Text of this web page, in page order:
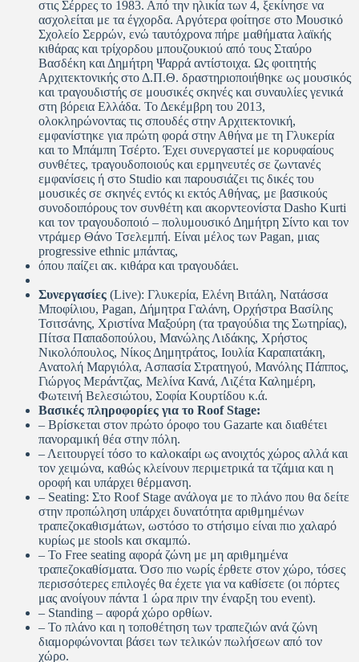
στις Σέρρες το 1983. Από την ηλικία των 4, ξεκίνησε να
ασχολείται με τα έγχορδα. Αργότερα φοίτησε στο Μουσικό
Σχολείο Σερρών, ενώ ταυτόχρονα πήρε μαθήματα λαϊκής
κιθάρας και τρίχορδου μπουζουκιού από τους Σταύρο
Βασδέκη και Δημήτρη Ψαρρά αντίστοιχα. Ως φοιτητής
Αρχιτεκτονικής στο Δ.Π.Θ. δραστηριοποιήθηκε ως μουσικός
και τραγουδιστής σε μουσικές σκηνές και συναυλίες γενικά
στη βόρεια Ελλάδα. Το Δεκέμβρη του 2013,
ολοκληρώνοντας τις σπουδές στην Αρχιτεκτονική,
εμφανίστηκε για πρώτη φορά στην Αθήνα με τη Γλυκερία
και το Μπάμπη Τσέρτο. Έχει συνεργαστεί με κορυφαίους
συνθέτες, τραγουδοποιούς και ερμηνευτές σε ζωντανές
εμφανίσεις ή στο Studio και παρουσιάζει τις δικές του
μουσικές σε σκηνές εντός κι εκτός Αθήνας, με βασικούς
συνοδοιπόρους τον συνθέτη και ακορντεονίστα Dasho Kurti
και τον τραγουδοποιό – πολυμουσικό Δημήτρη Σίντο και τον
ντράμερ Θάνο Τσελεμπή. Είναι μέλος των Pagan, μιας
progressive ethnic μπάντας,
όπου παίζει ακ. κιθάρα και τραγουδάει.
Συνεργασίες (Live): Γλυκερία, Ελένη Βιτάλη, Νατάσσα
Μποφίλιου, Pagan, Δήμητρα Γαλάνη, Ορχήστρα Βασίλης
Τσιτσάνης, Χριστίνα Μαξούρη (τα τραγούδια της Σωτηρίας),
Πίτσα Παπαδοπούλου, Μανώλης Λιδάκης, Χρήστος
Νικολόπουλος, Νίκος Δημητράτος, Ιουλία Καραπατάκη,
Ανατολή Μαργιόλα, Ασπασία Στρατηγού, Μανόλης Πάππος,
Γιώργος Μεράντζας, Μελίνα Κανά, Λιζέτα Καλημέρη,
Φωτεινή Βελεσιώτου, Σοφία Κουρτίδου κ.ά.
Βασικές πληροφορίες για το Roof Stage:
– Βρίσκεται στον πρώτο όροφο του Gazarte και διαθέτει
πανοραμική θέα στην πόλη.
– Λειτουργεί τόσο το καλοκαίρι ως ανοιχτός χώρος αλλά και
τον χειμώνα, καθώς κλείνουν περιμετρικά τα τζάμια και η
οροφή και υπάρχει θέρμανση.
– Seating: Στο Roof Stage ανάλογα με το πλάνο που θα δείτε
στην προπώληση υπάρχει δυνατότητα αριθμημένων
τραπεζοκαθισμάτων, ωστόσο το στήσιμο είναι πιο χαλαρό
κυρίως με stools και σκαμπώ.
– Το Free seating αφορά ζώνη με μη αριθμημένα
τραπεζοκαθίσματα. Όσο πιο νωρίς έρθετε στον χώρο, τόσες
περισσότερες επιλογές θα έχετε για να καθίσετε (οι πόρτες
μας ανοίγουν πάντα 1 ώρα πριν την έναρξη του event).
– Standing – αφορά χώρο ορθίων.
– Το πλάνο και η τοποθέτηση των τραπεζιών ανά ζώνη
διαμορφώνονται βάσει των τελικών πωλήσεων από τον
χώρο.